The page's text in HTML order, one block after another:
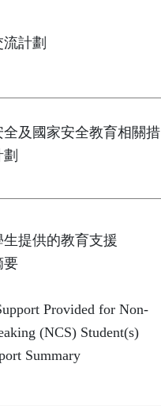
計劃
及國家安全教育相關措
提供的教育支援
要
Provided for Non-
(NCS) Student(s)
Summary